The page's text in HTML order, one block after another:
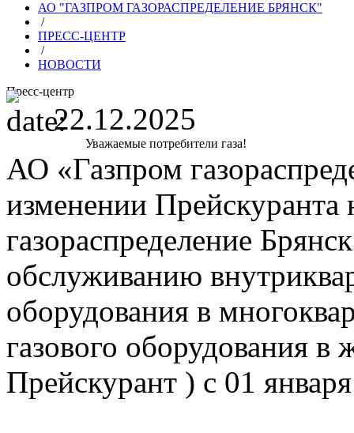
АО "ГАЗПРОМ ГАЗОРАСПРЕДЕЛЕНИЕ БРЯНСК"
/
ПРЕСС-ЦЕНТР
/
НОВОСТИ
Пресс-центр
22.12.2025
Уважаемые потребители газа!
АО «Газпром
изменении
газораспределение
обслуживанию
оборудования в
газового оборудования
Прейскурант ) с 01